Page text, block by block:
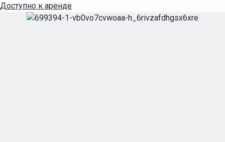
Доступно к аренде